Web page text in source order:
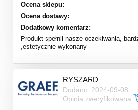
Ocena sklepu:
Ocena dostawy:
Dodatkowy komentarz:
Produkt spełnił nasze oczekiwania,
,estetycznie wykonany
RYSZARD
Dodano: 2024-09-08
Opinia zweryfikowana